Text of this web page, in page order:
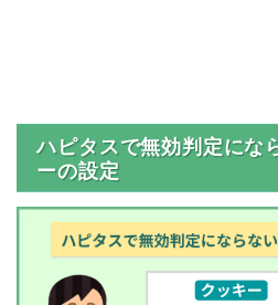
ハピタスで無効判定にな
ーの設定